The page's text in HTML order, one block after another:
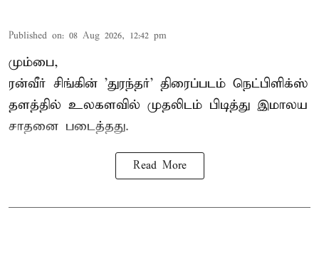
Published on: 08 Aug 2026, 12:42 pm
மும்பை,
ரன்வீர் சிங்கின் 'துரந்தர்' திரைப்படம் நெட்பிளிக்ஸ்
தளத்தில் உலகளவில் முதலிடம் பிடித்து இமாலய
சாதனை படைத்தது.
Read More